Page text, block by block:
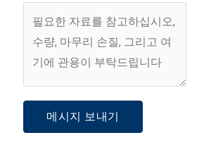
젝
설
메시지 보내기